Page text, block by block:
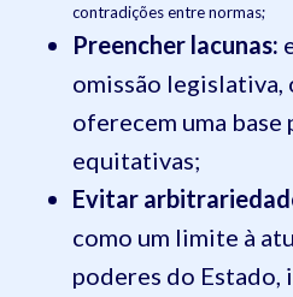
contradições entre normas;
Preencher lacunas:
omissão legislativa,
oferecem uma base
equitativas;
Evitar
como um limite à
poderes do Estado,